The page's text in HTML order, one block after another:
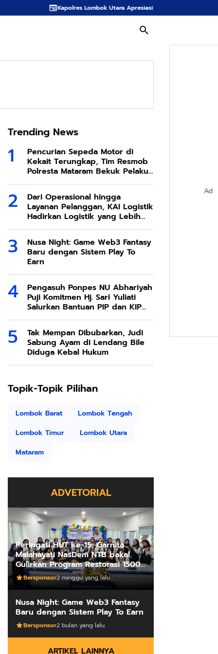
Kapolres Lombok Utara Apresiasi Inovasi Spons Sabut Kelapa KKN Desa
1447 h solidaritas sosial Top News
Trending News
Pencurian Sepeda Motor di
Kekait Terungkap, Tim Resmob
Polresta Mataram Bekuk Pelaku
di Sesela
Dari Operasional hingga
Layanan Pelanggan, KAI Logistik
Hadirkan Logistik yang Lebih
Ramah Lingkungan
Nusa Night: Game Web3 Fantasy
Baru dengan Sistem Play To
Earn
Pengasuh Ponpes NU Abhariyah
Puji Komitmen Hj. Sari Yuliati
Salurkan Bantuan PIP dan KIP
Kuliah Untuk Santri
Tak Mempan Dibubarkan, Judi
Sabung Ayam di Lendang Bile
Diduga Kebal Hukum
Topik-Topik Pilihan
Lombok Barat
Lombok Tengah
Lombok Timur
Lombok Utara
Mataram
ADVETORIAL
Peringati HUT ke-15, Garnita
Malahayati NasDem NTB bakal
Gulirkan Program Restorasi 1500
Kakus Sekolah
Bersponsor2 minggu yang lalu
Nusa Night: Game Web3 Fantasy
Baru dengan Sistem Play To Earn
Bersponsor2 bulan yang lalu
ARTIKEL LAINNYA
Ad